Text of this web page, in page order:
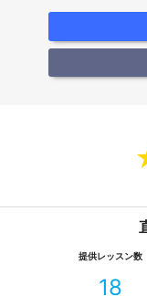
提供レッスン数
18